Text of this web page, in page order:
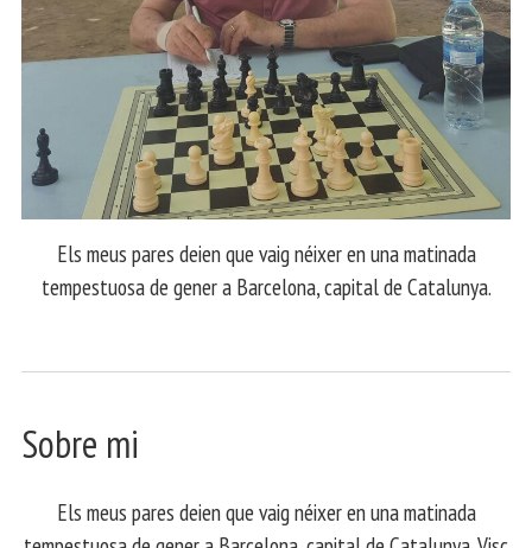
Els meus pares deien que vaig néixer en una matinada
tempestuosa de gener a Barcelona, capital de Catalunya.
Sobre mi
Els meus pares deien que vaig néixer en una matinada